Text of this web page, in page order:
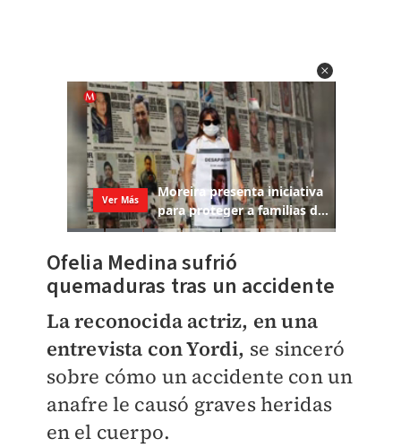
Ofelia Medina sufrió
quemaduras tras un accidente
La reconocida actriz, en una
entrevista con Yordi, se sinceró
sobre cómo un accidente con un
anafre le causó graves heridas
en el cuerpo.